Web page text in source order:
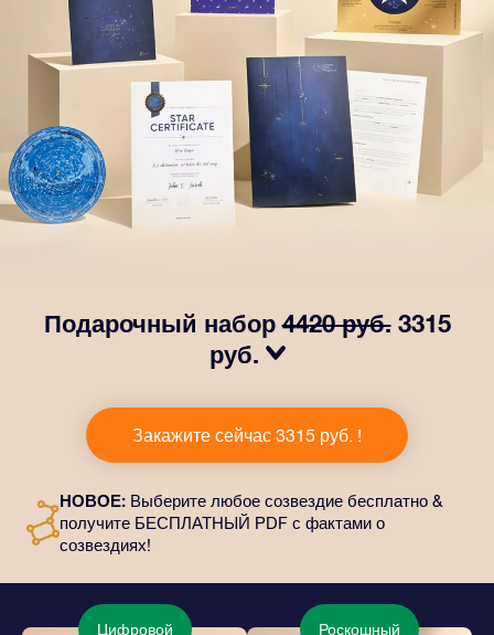
Подарочный набор4420 руб. 3315
руб.
заблестели с нашим подарочным набором OSR! В
него входит красивый конверт и
персонализированные документы, которые будут
цифровые материалы и возможность бесплатно
пользоваться нашими приложениями. Это
волшебный и вечный подарок друзьям и любимым.
Закажите сейчас 3315 руб. !
НОВОЕ: Выберите любое созвездие бесплатно &
получите БЕСПЛАТНЫЙ PDF с фактами о
созвездиях!
Цифровой Роскошный